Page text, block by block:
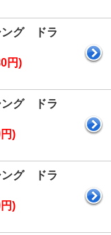
ング ドラ
円)
ング ドラ
)
ング ドラ
)